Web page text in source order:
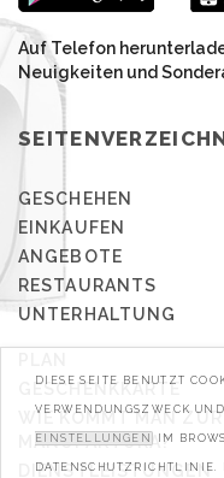
Auf Telefon
Neuigkeiten und
GESCHEHEN
EINKAUFEN
ANGEBOTE
RESTAURANTS
UNTERHALTUNG
GESCHENKKARTE
WIE KOMMT MAN ZUR
MANUFAKTURA?
DIENSTLEISTUNGEN
DIESE SEITE BENUTZT
VERWENDUNGSZWECK
EINSTELLUNGEN IM
DATENSCHUTZRICHTLINIE.